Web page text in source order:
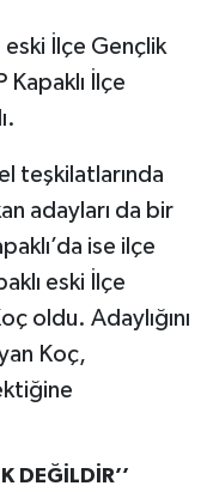
eski İlçe Gençlik
Kapaklı İlçe
teşkilatlarında
adayları da bir
ise ilçe
eski İlçe
oldu. Adaylığını
Koç,
DEĞİLDİR’’